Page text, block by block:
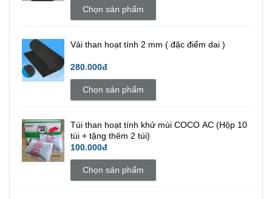
Chọn sản phẩm
Vải than hoạt tính 2 mm ( đặc điểm dai )
280.000đ
Chọn sản phẩm
Túi than hoạt tính khử mùi COCO AC (Hộp 10
túi + tặng thêm 2 túi)
100.000đ
Chọn sản phẩm